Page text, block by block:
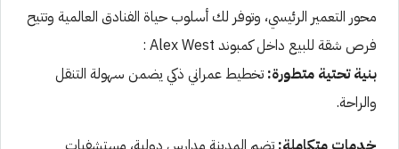
محور التعمير الرئيسي، وتوفر لك أسلوب حياة الفنادق العالمية وتتيح
فرص شقة للبيع داخل كمبوند Alex West :
بنية تحتية متطورة: تخطيط عمراني ذكي يضمن سهولة التنقل
والراحة.